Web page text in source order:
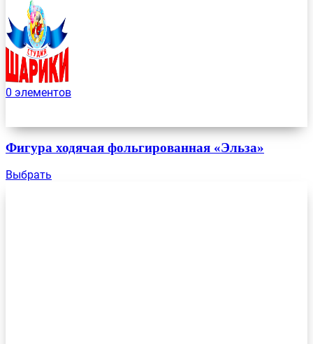
0 элементов
Фигура ходячая фольгированная «Эльза»
Выбрать